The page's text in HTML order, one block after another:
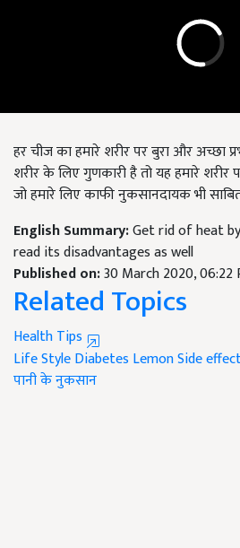
हर चीज का हमारे शरीर पर बुरा और अच्छा
शरीर के लिए गुणकारी है तो यह हमारे शरीर
जो हमारे लिए काफी नुकसानदायक भी
English Summary:Get rid of heat
read its disadvantages as well
Published on:30 March 2020, 06:22
Related Topics
Health Tips
Life StyleDiabetes LemonSide
पानी के नुकसान